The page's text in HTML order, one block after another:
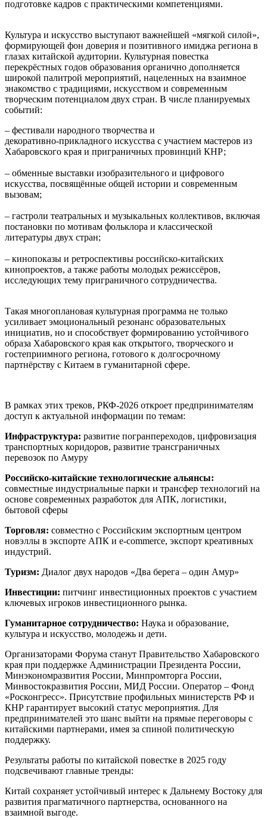
подготовке кадров с практическими компетенциями.
Культура и искусство выступают важнейшей «мягкой силой»,
формирующей фон доверия и позитивного имиджа региона в
глазах китайской аудитории. Культурная повестка
перекрёстных годов образования органично дополняется
широкой палитрой мероприятий, нацеленных на взаимное
знакомство с традициями, искусством и современным
творческим потенциалом двух стран. В числе планируемых
событий:
– фестивали народного творчества и
декоративно‑прикладного искусства с участием мастеров из
Хабаровского края и приграничных провинций КНР;
– обменные выставки изобразительного и цифрового
искусства, посвящённые общей истории и современным
вызовам;
– гастроли театральных и музыкальных коллективов, включая
постановки по мотивам фольклора и классической
литературы двух стран;
– кинопоказы и ретроспективы российско‑китайских
кинопроектов, а также работы молодых режиссёров,
исследующих тему приграничного сотрудничества.
Такая многоплановая культурная программа не только
усиливает эмоциональный резонанс образовательных
инициатив, но и способствует формированию устойчивого
образа Хабаровского края как открытого, творческого и
гостеприимного региона, готового к долгосрочному
партнёрству с Китаем в гуманитарной сфере.
В рамках этих треков, РКФ-2026 откроет предпринимателям
доступ к актуальной информации по темам:
Инфраструктура: развитие погранпереходов, цифровизация
транспортных коридоров, развитие трансграничных
перевозок по Амуру
Российско-китайские технологические альянсы:
совместные индустриальные парки и трансфер технологий на
основе современных разработок для АПК, логистики,
бытовой сферы
Торговля: совместно с Российским экспортным центром
новэллы в экспорте АПК и e-commerce, экспорт креативных
индустрий.
Туризм: Диалог двух народов «Два берега – один Амур»
Инвестиции: питчинг инвестиционных проектов с участием
ключевых игроков инвестиционного рынка.
Гуманитарное сотрудничество: Наука и образование,
культура и искусство, молодежь и дети.
Организаторами Форума станут Правительство Хабаровского
края при поддержке Администрации Президента России,
Минэкономразвития России, Минпромторга России,
Минвостокразвития России, МИД России. Оператор – Фонд
«Росконгресс». Присутствие профильных министерств РФ и
КНР гарантирует высокий статус мероприятия. Для
предпринимателей это шанс выйти на прямые переговоры с
китайскими партнерами, имея за спиной политическую
поддержку.
Результаты работы по китайской повестке в 2025 году
подсвечивают главные тренды:
Китай сохраняет устойчивый интерес к Дальнему Востоку для
развития прагматичного партнерства, основанного на
взаимной выгоде.